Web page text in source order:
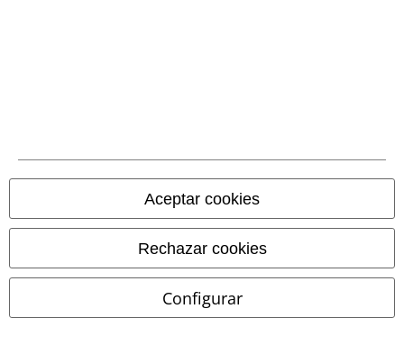
Aceptar cookies
Rechazar cookies
Configurar
Comunidad